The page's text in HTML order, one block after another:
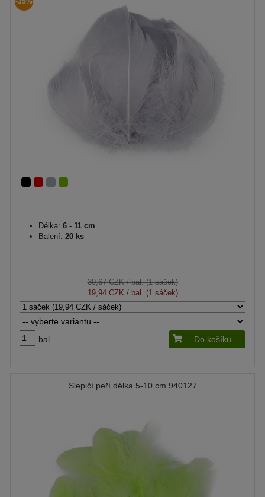
Délka: 6 - 11 cm
Balení: 20 ks
30,67 CZK/ bal. (1 sáček)
19,94 CZK / bal. (1 sáček)
bal. Do košíku
Slepičí peří délka 5-10 cm 940127